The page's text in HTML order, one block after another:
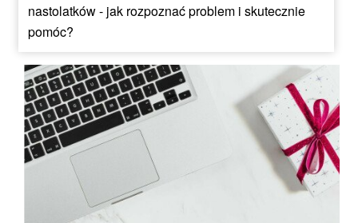
nastolatków - jak rozpoznać problem i skutecznie
pomóc?